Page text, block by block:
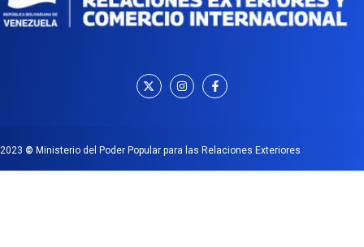
2023 © Ministerio del Poder Popular para las Relaciones Exteriores